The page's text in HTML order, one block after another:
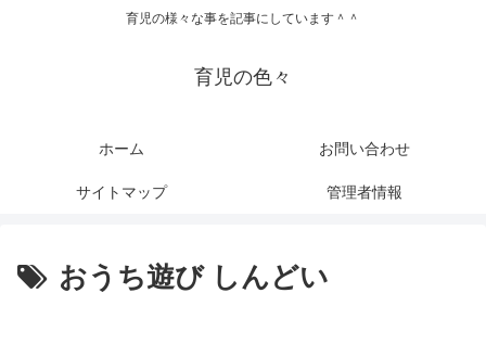
育児の様々な事を記事にしています＾＾
育児の色々
ホーム お問い合わせ
サイトマップ 管理者情報
おうち遊び しんどい